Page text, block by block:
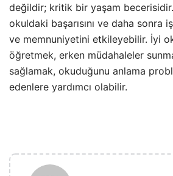
değildir; kritik bir yaşam
okuldaki başarısını ve daha sonra
ve memnuniyetini etkileyebilir. İyi
öğretmek, erken müdahaleler
sağlamak, okuduğunu anlama
edenlere yardımcı olabilir.